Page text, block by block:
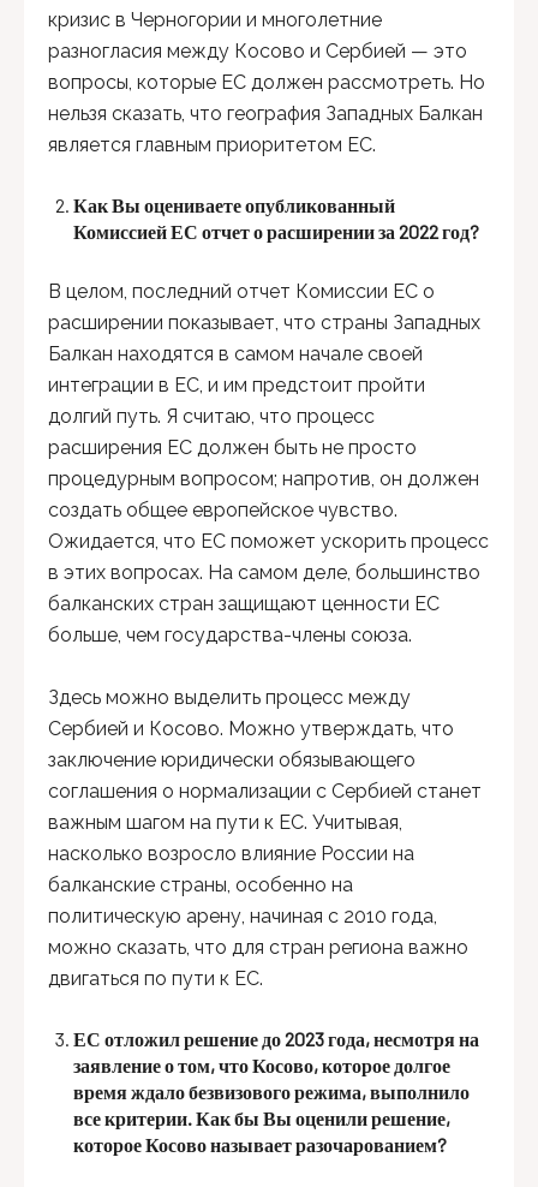
кризис в Черногории и многолетние
разногласия между Косово и Сербией — это
вопросы, которые ЕС должен рассмотреть. Но
нельзя сказать, что география Западных Балкан
является главным приоритетом ЕС.
Как Вы оцениваете опубликованный
Комиссией ЕС отчет о расширении за 2022 год?
В целом, последний отчет Комиссии ЕС о
расширении показывает, что страны Западных
Балкан находятся в самом начале своей
интеграции в ЕС, и им предстоит пройти
долгий путь. Я считаю, что процесс
расширения ЕС должен быть не просто
процедурным вопросом; напротив, он должен
создать общее европейское чувство.
Ожидается, что ЕС поможет ускорить процесс
в этих вопросах. На самом деле, большинство
балканских стран защищают ценности ЕС
больше, чем государства-члены союза.
Здесь можно выделить процесс между
Сербией и Косово. Можно утверждать, что
заключение юридически обязывающего
соглашения о нормализации с Сербией станет
важным шагом на пути к ЕС. Учитывая,
насколько возросло влияние России на
балканские страны, особенно на
политическую арену, начиная с 2010 года,
можно сказать, что для стран региона важно
двигаться по пути к ЕС.
ЕС отложил решение до 2023 года, несмотря на
заявление о том, что Косово, которое долгое
время ждало безвизового режима, выполнило
все критерии. Как бы Вы оценили решение,
которое Косово называет разочарованием?